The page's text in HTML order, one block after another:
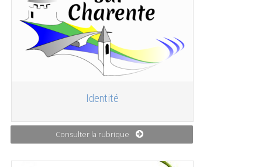
Identité
Consulter la rubrique